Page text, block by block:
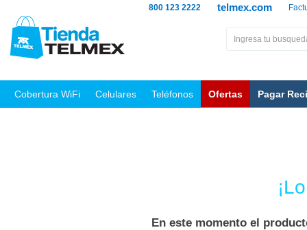
telmex.com
800 123 2222
Cobertura WiFi Celulares Teléfonos Ofertas Pagar
En este momento el